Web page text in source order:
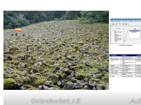
Geländearbeit, z.B.